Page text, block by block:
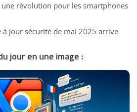
une révolution pour les smartphones
à jour sécurité de mai 2025 arrive
jour en une image :